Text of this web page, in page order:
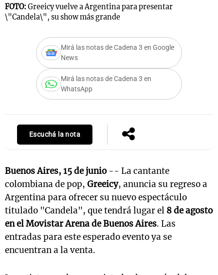
FOTO: Greeicy vuelve a Argentina para presentar
\"Candela\", su show más grande
Mirá las notas de Cadena 3 en Google
News
Mirá las notas de Cadena 3 en
WhatsApp
Escuchá la nota
Buenos Aires, 15 de junio-- La cantante
colombiana de pop, Greeicy, anuncia su regreso a
Argentina para ofrecer su nuevo espectáculo
titulado "Candela", que tendrá lugar el 8 de agosto
en el Movistar Arena de Buenos Aires. Las
entradas para este esperado evento ya se
encuentran a la venta.